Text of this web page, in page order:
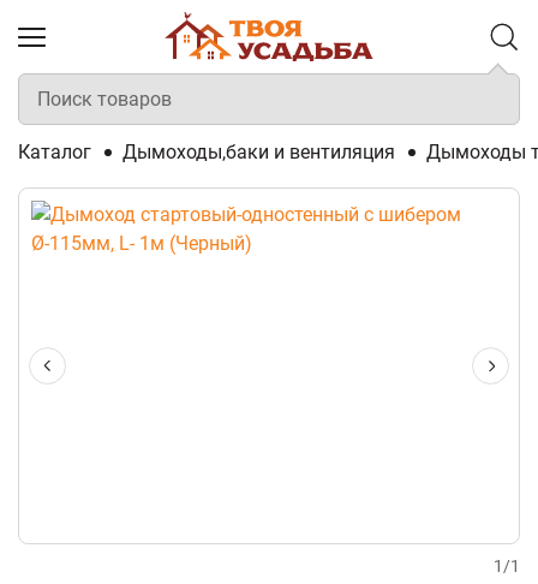
Каталог Дымоходы,баки и вентиляция Дымоходы
1/1